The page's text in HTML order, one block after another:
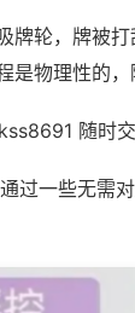
牌轮，牌被
物理性的，
随时交
过一些无需